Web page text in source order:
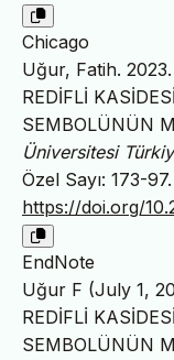
Chicago
Uğur, Fatih. 2023.
REDİFLİ
SEMBOLÜNÜN
Üniversitesi
Özel Sayı: 173-97.
https://doi.org/
EndNote
Uğur F (July 1,
REDİFLİ
SEMBOLÜNÜN